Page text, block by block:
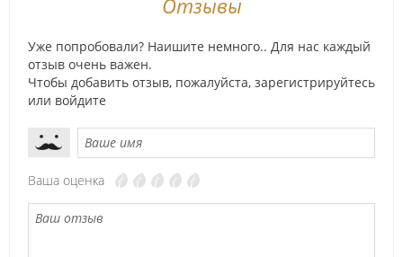
Отзывы
Уже попробовали? Наишите немного.. Для нас каждый
отзыв очень важен.
Чтобы добавить отзыв, пожалуйста, зарегистрируйтесь
или войдите
Ваша оценка